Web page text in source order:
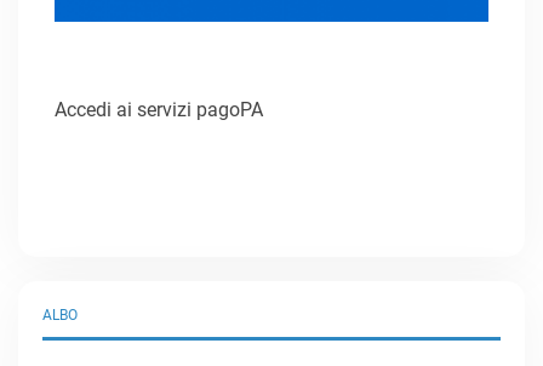
Accedi ai servizi pagoPA
ALBO